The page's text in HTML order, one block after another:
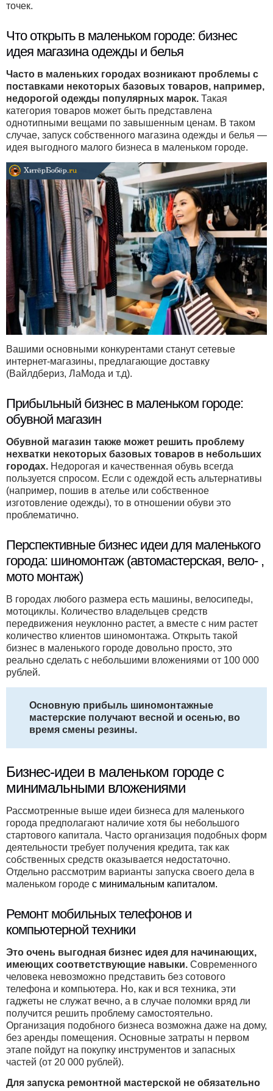
точек.
Что открыть в маленьком городе: бизнес
идея магазина одежды и белья
Часто в маленьких городах возникают проблемы с
поставками некоторых базовых товаров, например,
недорогой одежды популярных марок. Такая
категория товаров может быть представлена
однотипными вещами по завышенным ценам. В таком
случае, запуск собственного магазина одежды и белья —
идея выгодного малого бизнеса в маленьком городе.
Вашими основными конкурентами станут сетевые
интернет-магазины, предлагающие доставку
(Вайлдбериз, ЛаМода и т.д).
Прибыльный бизнес в маленьком городе:
обувной магазин
Обувной магазин также может решить проблему
нехватки некоторых базовых товаров в небольших
городах. Недорогая и качественная обувь всегда
пользуется спросом. Если с одеждой есть альтернативы
(например, пошив в ателье или собственное
изготовление одежды), то в отношении обуви это
проблематично.
Перспективные бизнес идеи для маленького
города: шиномонтаж (автомастерская, вело- ,
мото монтаж)
В городах любого размера есть машины, велосипеды,
мотоциклы. Количество владельцев средств
передвижения неуклонно растет, а вместе с ним растет
количество клиентов шиномонтажа. Открыть такой
бизнес в маленького городе довольно просто, это
реально сделать с небольшими вложениями от 100 000
рублей.
Основную прибыль шиномонтажные
мастерские получают весной и осенью, во
время смены резины.
Бизнес-идеи в маленьком городе с
минимальными вложениями
Рассмотренные выше идеи бизнеса для маленького
города предполагают наличие хотя бы небольшого
стартового капитала. Часто организация подобных форм
деятельности требует получения кредита, так как
собственных средств оказывается недостаточно.
Отдельно рассмотрим варианты запуска своего дела в
маленьком городе с минимальным капиталом.
Ремонт мобильных телефонов и
компьютерной техники
Это очень выгодная бизнес идея для начинающих,
имеющих соответствующие навыки. Современного
человека невозможно представить без сотового
телефона и компьютера. Но, как и вся техника, эти
гаджеты не служат вечно, а в случае поломки вряд ли
получится решить проблему самостоятельно.
Организация подобного бизнеса возможна даже на дому,
без аренды помещения. Основные затраты н первом
этапе пойдут на покупку инструментов и запасных
частей (от 20 000 рублей).
Для запуска ремонтной мастерской не обязательно